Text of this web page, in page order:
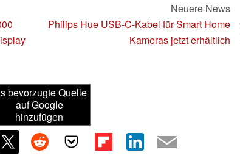
Neuere News
Philips Hue USB-C-Kabel für Smart Home
Kameras jetzt erhältlich
bevorzugte Quelle
auf Google
hinzufügen